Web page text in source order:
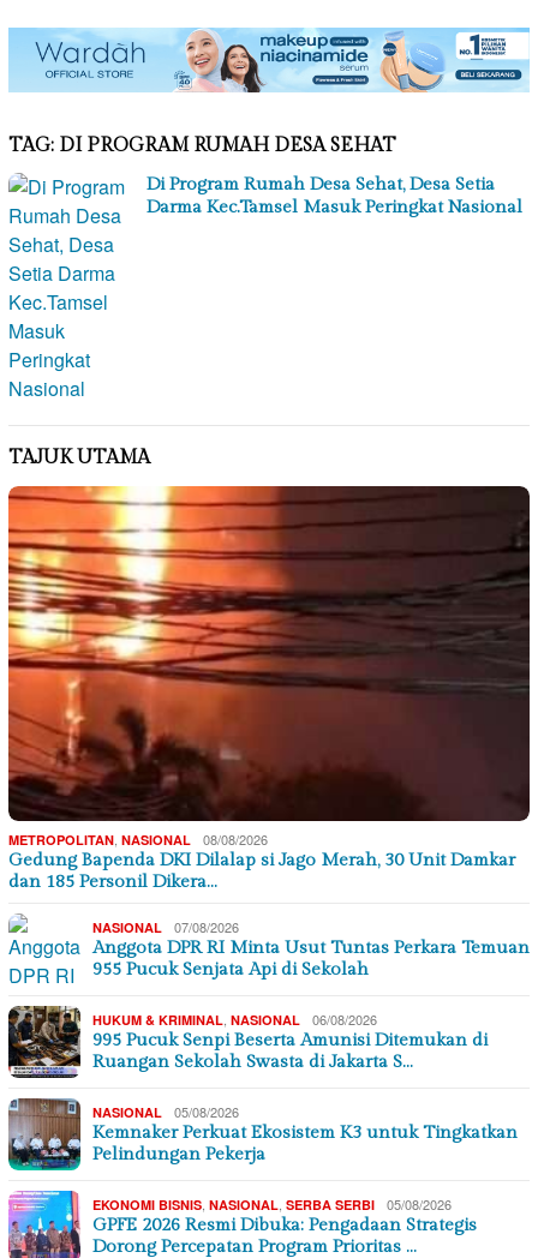
TAG: DI PROGRAM RUMAH DESA SEHAT
Di Program Rumah Desa Sehat, Desa Setia
Darma Kec.Tamsel Masuk Peringkat Nasional
TAJUK UTAMA
METROPOLITAN NASIONAL 08/08/2026
Gedung Bapenda DKI Dilalap si Jago Merah, 30 Unit Damkar
dan 185 Personil Dikera…
NASIONAL 07/08/2026
Anggota DPR RI Minta Usut Tuntas Perkara Temuan
955 Pucuk Senjata Api di Sekolah
HUKUM & KRIMINAL NASIONAL 06/08/2026
995 Pucuk Senpi Beserta Amunisi Ditemukan di
Ruangan Sekolah Swasta di Jakarta S…
NASIONAL 05/08/2026
Kemnaker Perkuat Ekosistem K3 untuk Tingkatkan
Pelindungan Pekerja
EKONOMI BISNIS NASIONAL SERBA SERBI 05/08/2026
GPFE 2026 Resmi Dibuka: Pengadaan Strategis
Dorong Percepatan Program Prioritas …